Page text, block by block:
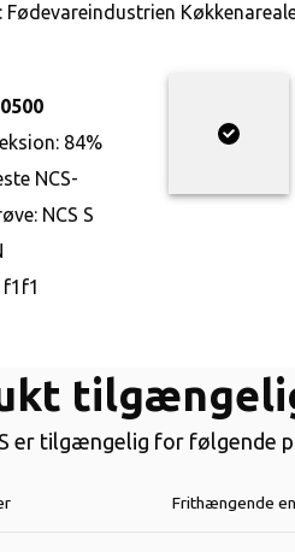
Fødevareindustrien
84%
NCS-
NCS S
er tilgængelig for følgende
Frithængende